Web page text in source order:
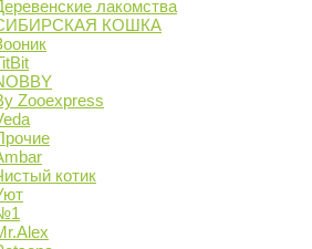
лакомства
КОШКА
Zooexpress
котик